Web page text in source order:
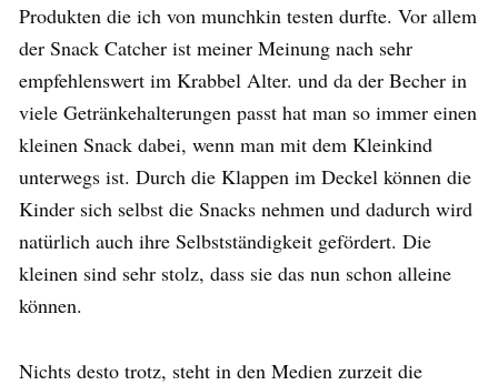
Produkten die ich von munchkin testen durfte. Vor allem
der Snack Catcher ist meiner Meinung nach sehr
empfehlenswert im Krabbel Alter. und da der Becher in
viele Getränkehalterungen passt hat man so immer einen
kleinen Snack dabei, wenn man mit dem Kleinkind
unterwegs ist. Durch die Klappen im Deckel können die
Kinder sich selbst die Snacks nehmen und dadurch wird
natürlich auch ihre Selbstständigkeit gefördert. Die
kleinen sind sehr stolz, dass sie das nun schon alleine
können.
Nichts desto trotz, steht in den Medien zurzeit die